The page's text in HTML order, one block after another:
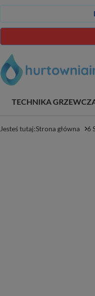
TECHNIKA
Jesteś tutaj:Strona główna 6